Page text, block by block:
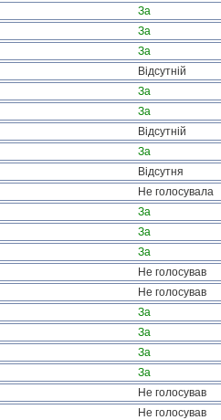
За
За
За
Відсутній
За
За
Відсутній
За
Відсутня
Не голосувала
За
За
За
Не голосував
Не голосував
За
За
За
За
Не голосував
Не голосував